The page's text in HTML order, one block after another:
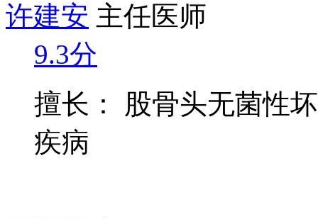
许建安 主任医师
9.3分
擅长： 股骨头无菌性
疾病